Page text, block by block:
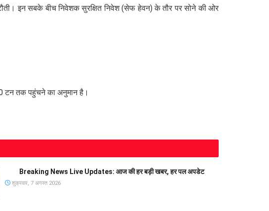
इन सबके बीच निवेशक सुरक्षित निवेश (सेफ हेवन) के तौर पर सोने की ओर
टन तक पहुंचने का अनुमान है।
Breaking News Live Updates: आज की हर बड़ी खबर, हर पल अपडेट
शुक्रवार, 7 अगस्त 2026